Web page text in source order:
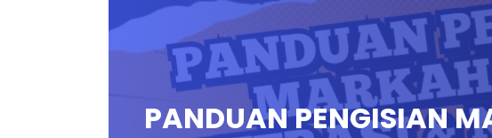
PANDUAN PENGISIAN